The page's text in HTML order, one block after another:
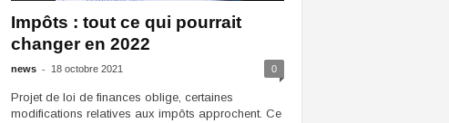
Impôts : tout ce qui pourrait
changer en 2022
news - 18 octobre 2021 0
Projet de loi de finances oblige, certaines
modifications relatives aux impôts approchent. Ce